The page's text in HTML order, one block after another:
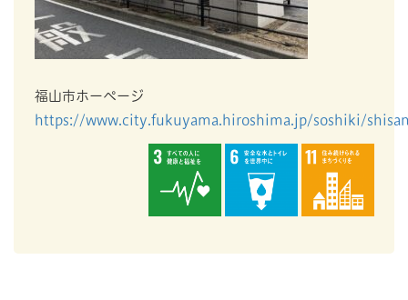
福山市ホーページ
https://www.city.fukuyama.hiroshima.jp/soshiki/